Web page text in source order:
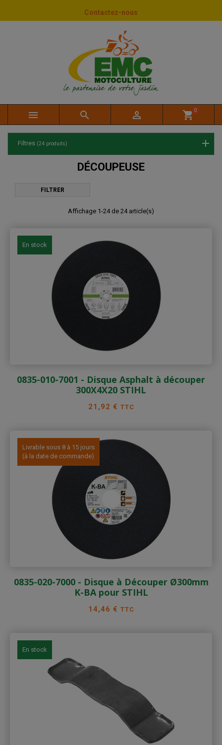
Contactez-nous
   shopping_cart0
Filtres (24 produits)
DÉCOUPEUSE
FILTRER
Affichage 1-24 de 24 article(s)
En stock
0835-010-7001 - Disque Asphalt à découper
300X4X20 STIHL
Prix
21,92 € TTC
Livrable sous 8 à 15 jours
(à la date de commande)
0835-020-7000 - Disque à Découper Ø300mm
K-BA pour STIHL
Prix
14,46 € TTC
En stock